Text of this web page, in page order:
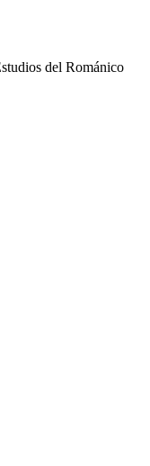
del Románico